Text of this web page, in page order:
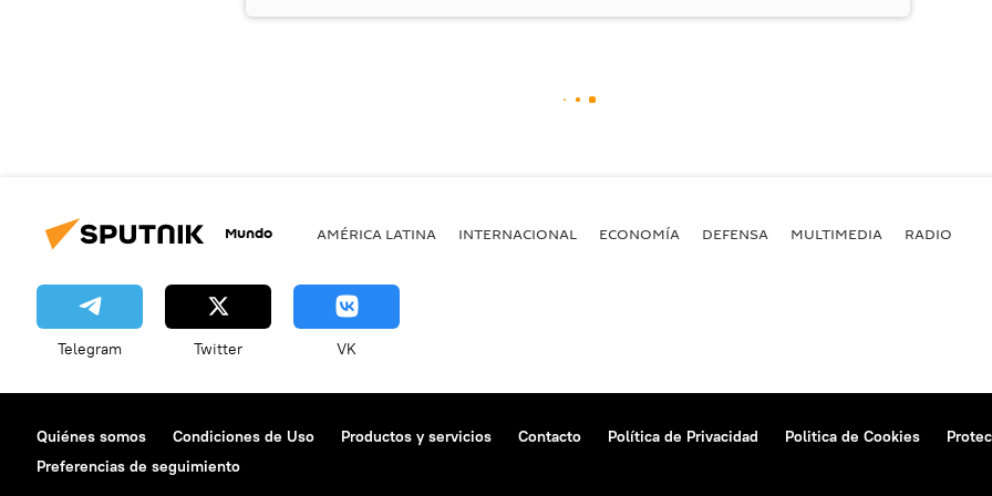
Mundo AMÉRICA LATINA INTERNACIONAL ECONOMÍA DEFENSA MULTIMEDIA RADIO
Telegram Twitter VK
Quiénes somos Condiciones de Uso Productos y servicios Contacto Política de Privacidad Politica de Cookies
Preferencias de seguimiento